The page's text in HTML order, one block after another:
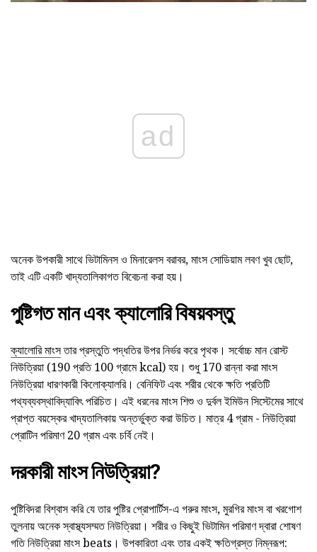
ad
অনেক উপকারী সাথে ভিটামিনস ও মিনারেলস বরাবর, মাংস সোডিয়াম লবণ খুব ছোট,
তাই এটি একটি খাদ্যতালিকাগত বিবেচনা করা হয়।
পুষ্টিগত মান এবং ক্যালোরি বিষয়বস্তু
ক্যালোরি মাংসতার প্রস্তুতি পদ্ধতির উপর নির্ভর করে পৃথক। সর্বোচ্চ মান রোস্ট
নিউত্রিয়া (190 প্রতি 100 গ্রামে kcal) হয়। শুধু 170 রান্না করা মাংস
নিউত্রিয়া ধারণকারী কিলোক্যালরি। বেনিফিট এবং শরীর থেকে ক্ষতি প্রতিটি
পথ্যব্যবস্থাবিদ্যাবিৎ পরিচিত। এই ধরনের মাংস শিশু ও দুর্বল ইমিউন সিস্টেমের সাথে
প্রাপ্ত বয়স্কের খাদ্যতালিকায় অন্তর্ভুক্ত করা উচিত। মাত্র 4 গ্রাম - নিউত্রিয়া
প্রোটিন পরিমাণ 20 গ্রাম এবং চর্বি নেই।
দরকারী মাংস নিউত্রিয়া?
পুষ্টিবিদরা বিশ্বাস করি যে তার পুষ্টির প্রোপার্টিস-এ গরুর মাংস, মুরগির মাংস বা খরগোশ
তুলনায় অনেক স্বাস্থ্যসম্মত নিউত্রিয়া। শরীর ও কিছুই ভিটামিন পরিমাণ দ্বারা শোষণ
গতি নিউত্রিয়া মাংস beats। উপকারিতা এবং তার একই ক্ষতিগ্রস্ত নিম্নরূপ: